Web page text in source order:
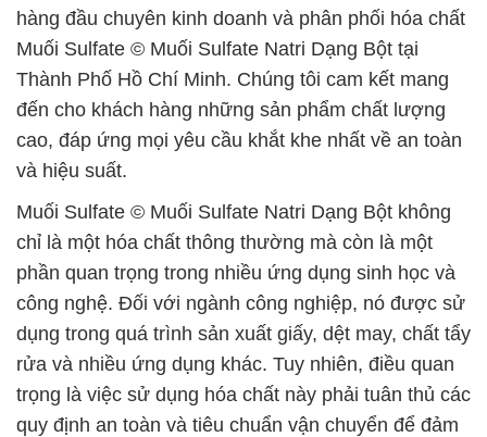
hàng đầu chuyên kinh doanh và phân phối hóa chất
Muối Sulfate © Muối Sulfate Natri Dạng Bột tại
Thành Phố Hồ Chí Minh. Chúng tôi cam kết mang
đến cho khách hàng những sản phẩm chất lượng
cao, đáp ứng mọi yêu cầu khắt khe nhất về an toàn
và hiệu suất.
Muối Sulfate © Muối Sulfate Natri Dạng Bột không
chỉ là một hóa chất thông thường mà còn là một
phần quan trọng trong nhiều ứng dụng sinh học và
công nghệ. Đối với ngành công nghiệp, nó được sử
dụng trong quá trình sản xuất giấy, dệt may, chất tẩy
rửa và nhiều ứng dụng khác. Tuy nhiên, điều quan
trọng là việc sử dụng hóa chất này phải tuân thủ các
quy định an toàn và tiêu chuẩn vận chuyển để đảm